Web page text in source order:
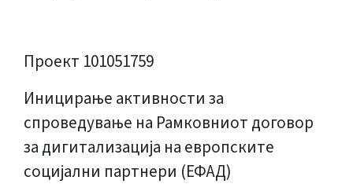
Проект 101051759
Иницирање активности за
спроведување на Рамковниот договор
за дигитализација на европските
социјални партнери (ЕФАД)